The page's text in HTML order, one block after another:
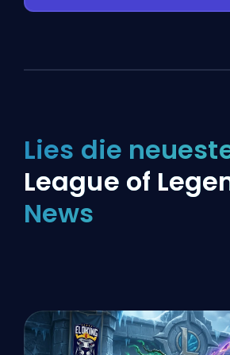
Lies die
League of
News